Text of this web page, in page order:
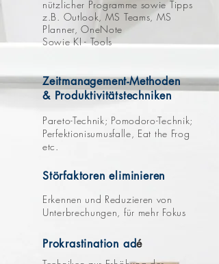
nützlicher Programme sowie Tipps
z.B. Outlook, MS Teams, MS
Planner, OneNote
Sowie KI - Tools
Zeitmanagement-Methoden
& Produktivitätstechniken
Pareto-Technik; Pomodoro-Technik;
Perfektionisumusfalle, Eat the Frog
etc.
Störfaktoren eliminieren
Erkennen und Reduzieren von
Unterbrechungen, für mehr Fokus
Prokrastination adé